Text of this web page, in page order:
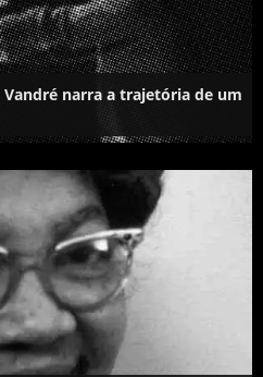
narra a trajetória de um